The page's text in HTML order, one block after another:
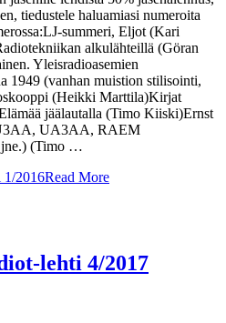
tiedustele haluamiasi numeroita
summeri, Eljot (Kari
alkulähteillä (Göran
Yleisradioasemien
1949 (vanhan muistion stilisointi,
(Heikki Marttila)Kirjat
jäälautalla (Timo Kiiski)Ernst
UA3AA, RAEM
jne.) (Timo …
1/2016Read More
lehti 4/2017